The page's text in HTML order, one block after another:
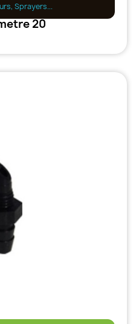
Sprayers...
20